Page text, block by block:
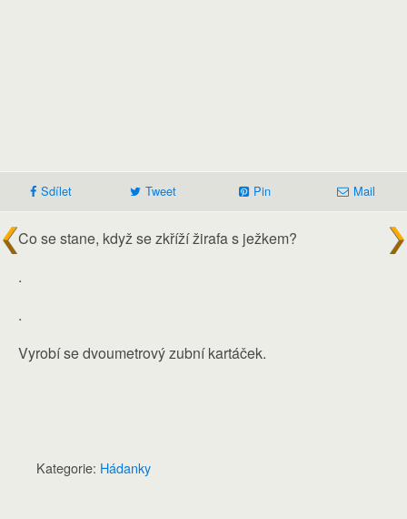
Sdílet Tweet Pin Mail
Co se stane, když se zkříží žirafa s ježkem?
.
.
Vyrobí se dvoumetrový zubní kartáček.
Kategorie: Hádanky